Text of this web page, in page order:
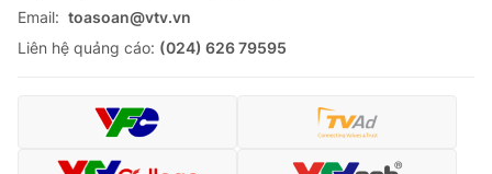
Email: toasoan@vtv.vn
Liên hệ quảng cáo: (024) 626 79595